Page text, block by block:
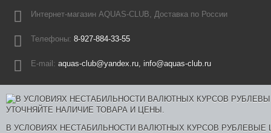
Интернет-магазин AQUAS-CLUB, Доставка по России
Телефоны: 8-927-884-33-55
E-mail: aquas-club@yandex.ru, info@aquas-club.ru
В УСЛОВИЯХ НЕСТАБИЛЬНОСТИ ВАЛЮТНЫХ КУРСОВ РУБЛЕВЫЕ